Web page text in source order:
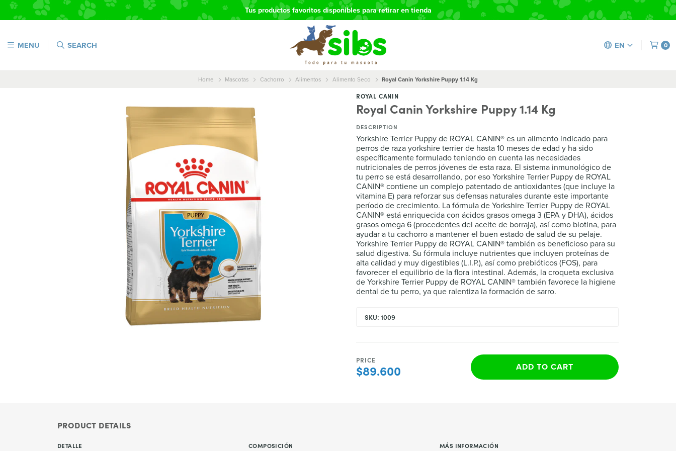
MENU SEARCH EN 0
Tus productos favoritos disponibles para retirar en tienda
Home Mascotas Cachorro Alimentos Alimento Seco
Royal Canin Yorkshire Puppy 1.14 Kg
ROYAL CANIN
Royal Canin Yorkshire Puppy 1.14 Kg
DESCRIPTION
Yorkshire Terrier Puppy de ROYAL CANIN® es un alimento indicado para
perros de raza yorkshire terrier de hasta 10 meses de edad y ha sido
específicamente formulado teniendo en cuenta las necesidades
nutricionales de perros jóvenes de esta raza. El sistema inmunológico de
tu perro se está desarrollando, por eso Yorkshire Terrier Puppy de ROYAL
CANIN® contiene un complejo patentado de antioxidantes (que incluye la
vitamina E) para reforzar sus defensas naturales durante este importante
período de crecimiento. La fórmula de Yorkshire Terrier Puppy de ROYAL
CANIN® está enriquecida con ácidos grasos omega 3 (EPA y DHA), ácidos
grasos omega 6 (procedentes del aceite de borraja), así como biotina, para
ayudar a tu cachorro a mantener el buen estado de salud de su pelaje.
Yorkshire Terrier Puppy de ROYAL CANIN® también es beneficioso para su
salud digestiva. Su fórmula incluye nutrientes que incluyen proteínas de
alta calidad y muy digestibles (L.I.P.), así como prebióticos (FOS), para
favorecer el equilibrio de la flora intestinal. Además, la croqueta exclusiva
de Yorkshire Terrier Puppy de ROYAL CANIN® también favorece la higiene
dental de tu perro, ya que ralentiza la formación de sarro.
SKU: 1009
PRICE
$89.600 ADD TO CART
PRODUCT DETAILS
DETALLE COMPOSICIÓN MÁS INFORMACIÓN